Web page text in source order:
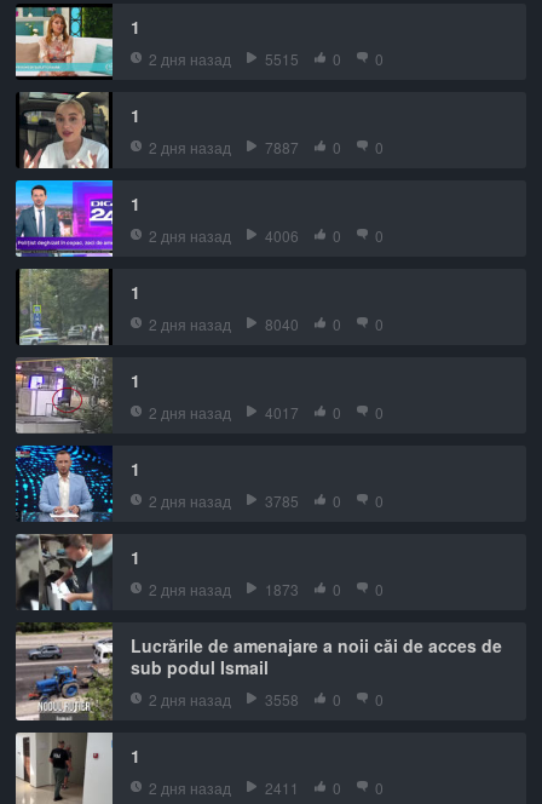
1
2 дня назад 5515 0 0
1
2 дня назад 7887 0 0
1
2 дня назад 4006 0 0
1
2 дня назад 8040 0 0
1
2 дня назад 4017 0 0
1
2 дня назад 3785 0 0
1
2 дня назад 1873 0 0
Lucrările de amenajare a noii căi de acces de
sub podul Ismail
2 дня назад 3558 0 0
1
2 дня назад 2411 0 0